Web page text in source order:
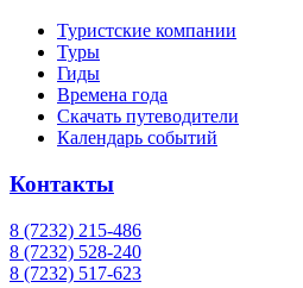
Туристские компании
Туры
Гиды
Времена года
Скачать путеводители
Календарь событий
Контакты
8 (7232) 215-486
8 (7232) 528-240
8 (7232) 517-623